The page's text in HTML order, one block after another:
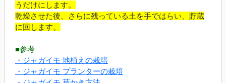
うだけにします。
乾燥させた後、さらに残っている土を手ではらい、貯蔵
に回します。
■参考
・ジャガイモ 地植えの栽培
・ジャガイモ プランターの栽培